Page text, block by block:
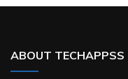
ABOUT TECHAPPSS